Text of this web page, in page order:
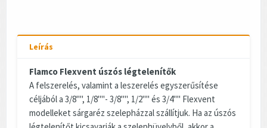
Leírás
Flamco Flexvent úszós légtelenítők
A felszerelés, valamint a leszerelés egyszerűsítése
céljából a 3/8"", 1/8""- 3/8"", 1/2"" és 3/4"" Flexvent
modelleket sárgaréz szelepházzal szállítjuk. Ha az úszós